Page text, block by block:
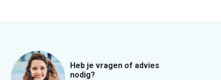
Heb je vragen of advies
nodig?